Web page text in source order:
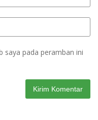
saya pada peramban ini